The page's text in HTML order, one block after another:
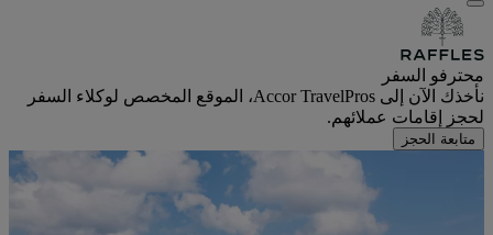
محترفو السفر
نأخذك الآن إلى Accor TravelPros، الموقع المخصص لوكلاء السفر
لحجز إقامات عملائهم.
متابعة الحجز